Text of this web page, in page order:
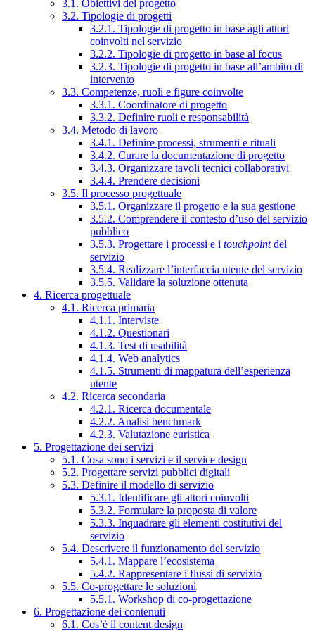
3.1. Obiettivi del progetto
3.2. Tipologie di progetti
3.2.1. Tipologie di progetto in base agli attori
coinvolti nel servizio
3.2.2. Tipologie di progetto in base al focus
3.2.3. Tipologie di progetto in base all’ambito di
intervento
3.3. Competenze, ruoli e figure coinvolte
3.3.1. Coordinatore di progetto
3.3.2. Definire ruoli e responsabilità
3.4. Metodo di lavoro
3.4.1. Definire processi, strumenti e rituali
3.4.2. Curare la documentazione di progetto
3.4.3. Organizzare tavoli tecnici collaborativi
3.4.4. Prendere decisioni
3.5. Il processo progettuale
3.5.1. Organizzare il progetto e la sua gestione
3.5.2. Comprendere il contesto d’uso del servizio
pubblico
3.5.3. Progettare i processi e i touchpointdel
servizio
3.5.4. Realizzare l’interfaccia utente del servizio
3.5.5. Validare la soluzione ottenuta
4. Ricerca progettuale
4.1. Ricerca primaria
4.1.1. Interviste
4.1.2. Questionari
4.1.3. Test di usabilità
4.1.4. Web analytics
4.1.5. Strumenti di mappatura dell’esperienza
utente
4.2. Ricerca secondaria
4.2.1. Ricerca documentale
4.2.2. Analisi benchmark
4.2.3. Valutazione euristica
5. Progettazione dei servizi
5.1. Cosa sono i servizi e il service design
5.2. Progettare servizi pubblici digitali
5.3. Definire il modello di servizio
5.3.1. Identificare gli attori coinvolti
5.3.2. Formulare la proposta di valore
5.3.3. Inquadrare gli elementi costitutivi del
servizio
5.4. Descrivere il funzionamento del servizio
5.4.1. Mappare l’ecosistema
5.4.2. Rappresentare i flussi di servizio
5.5. Co-progettare le soluzioni
5.5.1. Workshop di co-progettazione
6. Progettazione dei contenuti
6.1. Cos’è il content design